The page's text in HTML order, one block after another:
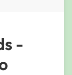
-